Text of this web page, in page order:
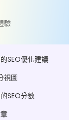
驗
SEO優化建議
視圖
SEO分數